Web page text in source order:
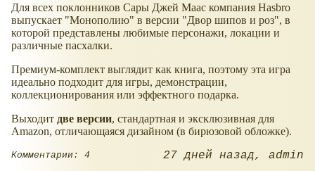
Для всех поклонников Сары Джей Маас компания Hasbro
выпускает "Монополию" в версии "Двор шипов и роз", в
которой представлены любимые персонажи, локации и
различные пасхалки.
Премиум-комплект выглядит как книга, поэтому эта игра
идеально подходит для игры, демонстрации,
коллекционирования или эффектного подарка.
Выходит две версии, стандартная и эксклюзивная для
Amazon, отличающаяся дизайном (в бирюзовой обложке).
Комментарии: 4 27 дней назад admin